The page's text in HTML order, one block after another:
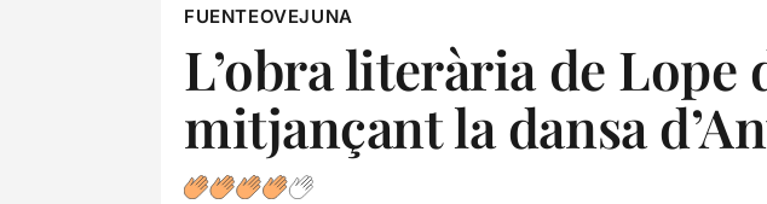
FUENTEOVEJUNA
L’obra literària de Lope
mitjançant la dansa